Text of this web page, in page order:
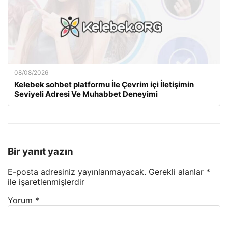
08/08/2026
Kelebek sohbet platformu İle Çevrim içi İletişimin
Seviyeli Adresi Ve Muhabbet Deneyimi
Bir yanıt yazın
E-posta adresiniz yayınlanmayacak. Gerekli alanlar *
ile işaretlenmişlerdir
Yorum *